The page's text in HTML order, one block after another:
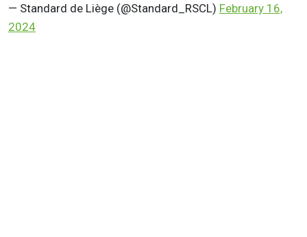
— Standard de Liège (@Standard_RSCL) February 16,
2024